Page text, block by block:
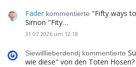
Fader kommentierte "Fifty ways
Simon "Fity…
31.07.2026 um 12:18
Siewilllieberdendj kommentierte
wie diese" von den Toten Hosen?